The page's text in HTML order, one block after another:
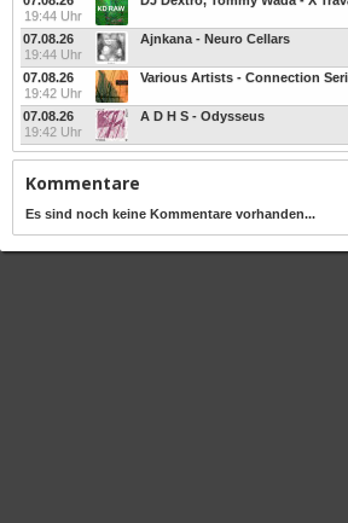
19:44 Uhr
07.08.26
19:44 Uhr
Ajnkana - Neuro Cellars
07.08.26
19:42 Uhr
Various Artists - Connection
07.08.26
19:42 Uhr
A D H S - Odysseus
Kommentare
Es sind noch keine Kommentare vorhanden...